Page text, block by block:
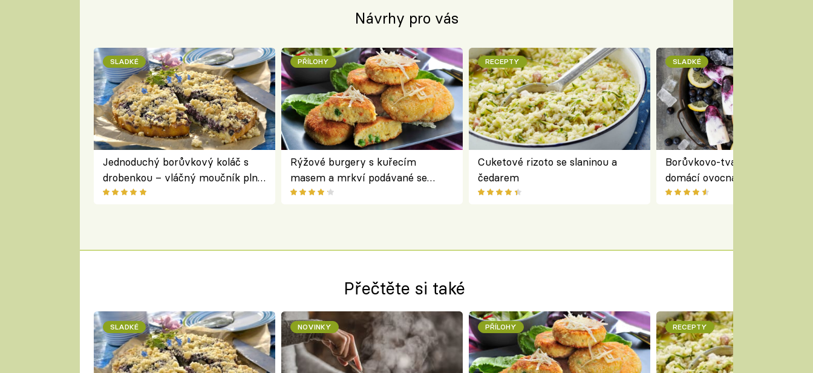
Návrhy pro vás
SLADKÉ
Jednoduchý borůvkový koláč s
drobenkou – vláčný moučník plný
ovoce
PŘÍLOHY
Rýžové burgery s kuřecím
masem a mrkví podávané se
salátem – lehká a chutná večeře
RECEPTY
Cuketové rizoto se slaninou a
čedarem
SLADKÉ
Borůvkovo-tvarohové nanuky
domácí ovocná zmrzlina na
Přečtěte si také
SLADKÉ NOVINKY PŘÍLOHY RECEPTY